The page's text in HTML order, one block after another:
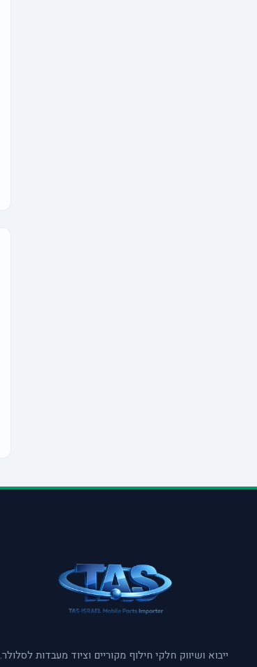
ייבוא ושיווק חלקי חילוף מקוריים וציוד מעבדות לסלולר.